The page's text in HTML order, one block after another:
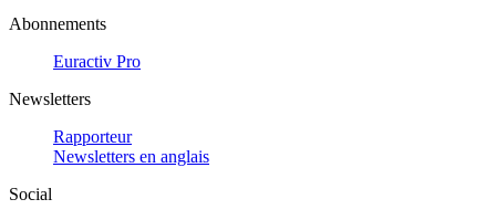
Abonnements
Euractiv Pro
Newsletters
Rapporteur
Newsletters en anglais
Social